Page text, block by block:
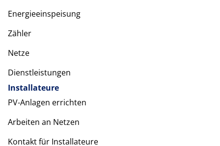
Energieeinspeisung
Zähler
Netze
Dienstleistungen
Installateure
PV-Anlagen errichten
Arbeiten an Netzen
Kontakt für Installateure